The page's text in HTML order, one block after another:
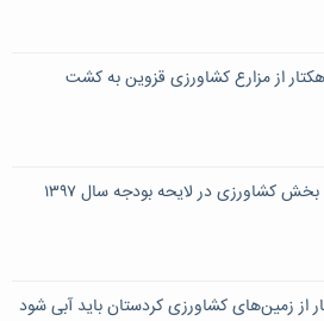
اختصاص ۳۰۰۰ هکتار از مزارع کشاورزی قزوین به کشت
بخش کشاورزی در لایحه بودجه سال ۱۳۹۷
از زمین‌های کشاورزی کردستان باید آبی شود